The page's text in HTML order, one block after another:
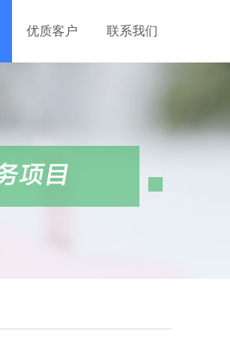
优质客户 联系我们